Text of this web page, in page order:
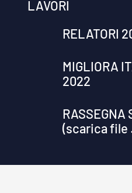
LAVORI
RELATORI
MIGLIORA
2022
RASSEGNA
(scarica file